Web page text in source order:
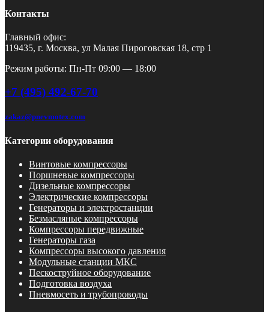
Контакты
Главный офис:
119435, г. Москва, ул Малая Пироговская 18, стр 1
Режим работы: Пн-Пт 09:00 — 18:00
+7 (495) 492-67-70
zakaz@pnevmotex.com
Категории оборудования
Винтовые компрессоры
Поршневые компрессоры
Дизельные компрессоры
Электрические компрессоры
Генераторы и электростанции
Безмасляные компрессоры
Компрессоры передвижные
Генераторы газа
Компрессоры высокого давления
Модульные станции МКС
Пескоструйное оборудование
Подготовка воздуха
Пневмосеть и трубопроводы